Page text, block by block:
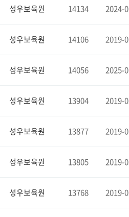
성우보육원 14134 2024-
성우보육원 14106 2019-
성우보육원 14056 2025-
성우보육원 13904 2019-
성우보육원 13877 2019-
성우보육원 13805 2019-
성우보육원 13768 2019-